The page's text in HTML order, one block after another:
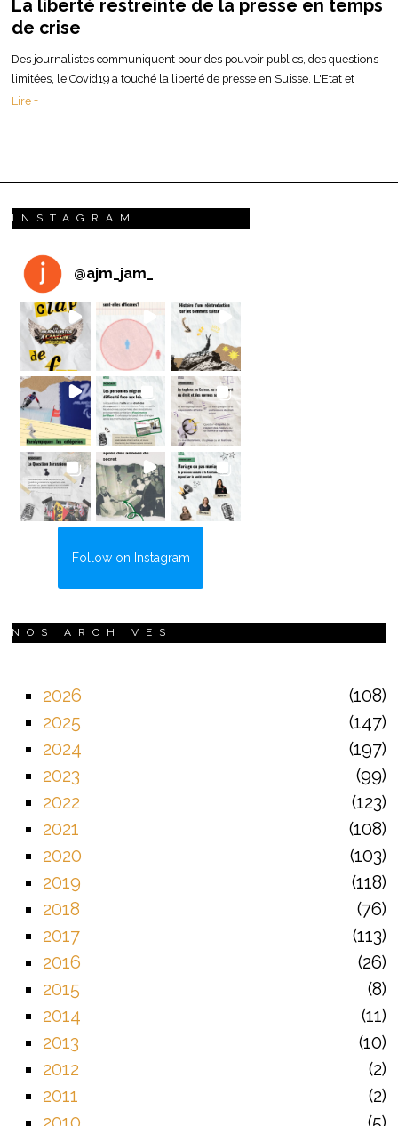
La liberté restreinte de la presse en temps
de crise
Des journalistes communiquent pour des pouvoir publics, des questions
limitées, le Covid19 a touché la liberté de presse en Suisse. L'Etat et
Lire +
INSTAGRAM
@ajm_jam_
Follow on Instagram
NOS ARCHIVES
2026
108
2025
147
2024
197
2023
99
2022
123
2021
108
2020
103
2019
118
2018
76
2017
113
2016
26
2015
8
2014
11
2013
10
2012
2
2011
2